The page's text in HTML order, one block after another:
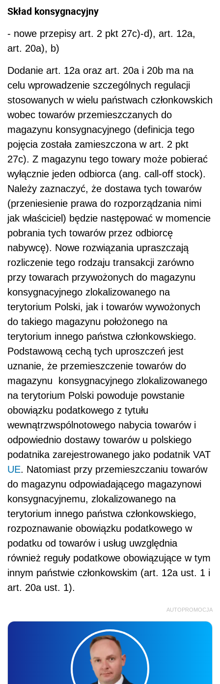
Skład konsygnacyjny
- nowe przepisy art. 2 pkt 27c)-d), art. 12a,
art. 20a), b)
Dodanie art. 12a oraz art. 20a i 20b ma na
celu wprowadzenie szczególnych regulacji
stosowanych w wielu państwach członkowskich
wobec towarów przemieszczanych do
magazynu konsygnacyjnego (definicja tego
pojęcia została zamieszczona w art. 2 pkt
27c). Z magazynu tego towary może pobierać
wyłącznie jeden odbiorca (ang. call-off stock).
Należy zaznaczyć, że dostawa tych towarów
(przeniesienie prawa do rozporządzania nimi
jak właściciel) będzie następować w momencie
pobrania tych towarów przez odbiorcę
nabywcę). Nowe rozwiązania upraszczają
rozliczenie tego rodzaju transakcji zarówno
przy towarach przywożonych do magazynu
konsygnacyjnego zlokalizowanego na
terytorium Polski, jak i towarów wywożonych
do takiego magazynu położonego na
terytorium innego państwa członkowskiego.
Podstawową cechą tych uproszczeń jest
uznanie, że przemieszczenie towarów do
magazynu konsygnacyjnego zlokalizowanego
na terytorium Polski powoduje powstanie
obowiązku podatkowego z tytułu
wewnątrzwspólnotowego nabycia towarów i
odpowiednio dostawy towarów u polskiego
podatnika zarejestrowanego jako podatnik VAT
UE. Natomiast przy przemieszczaniu towarów
do magazynu odpowiadającego magazynowi
konsygnacyjnemu, zlokalizowanego na
terytorium innego państwa członkowskiego,
rozpoznawanie obowiązku podatkowego w
podatku od towarów i usług uwzględnia
również reguły podatkowe obowiązujące w tym
innym państwie członkowskim (art. 12a ust. 1 i
art. 20a ust. 1).
AUTOPROMOCJA